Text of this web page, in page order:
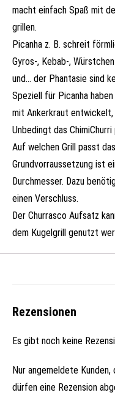
macht einfach Spaß mit
grillen.
Picanha z. B. schreit
Gyros-, Kebab-,
und… der Phantasie sind
Speziell für Picanha
mit Ankerkraut
Unbedingt das
Auf welchen Grill passt
Grundvorraussetzung ist
Durchmesser. Dazu
einen Verschluss.
Der Churrasco Aufsatz
dem Kugelgrill genutzt
Rezensionen
Es gibt noch keine
Nur angemeldete
dürfen eine Rezension